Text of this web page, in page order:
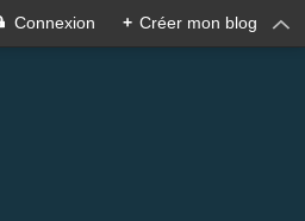
Connexion + Créer mon blog